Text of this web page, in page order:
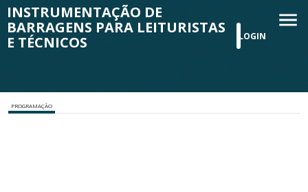
INSTRUMENTAÇÃO DE
BARRAGENS PARA LEITURISTAS
E TÉCNICOS
LOGIN
PROGRAMAÇÃO